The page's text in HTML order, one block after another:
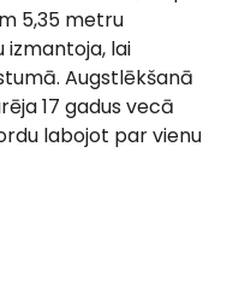
5,35 metru
lai
Augstlēkšanā
17 gadus vecā
labojot par vienu